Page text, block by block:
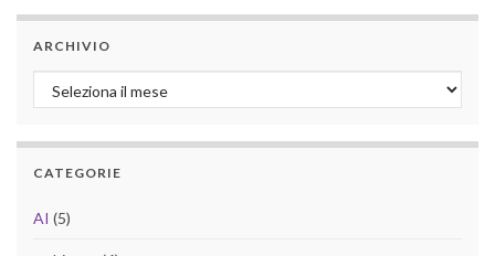
ARCHIVIO
Archivio
CATEGORIE
AI (5)